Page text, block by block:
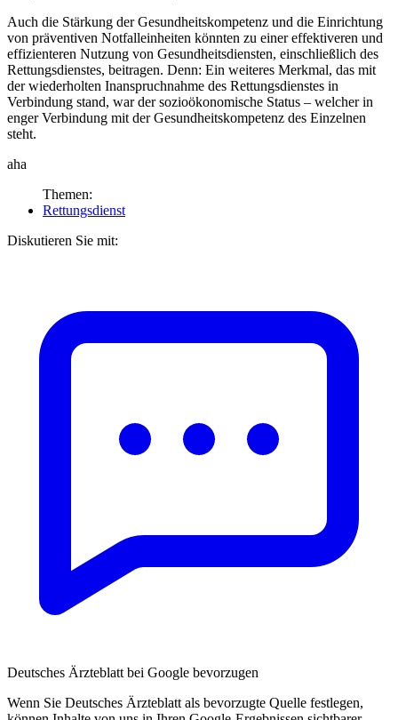
Auch die Stärkung der Gesundheitskompetenz und die Einrichtung
von präventiven Notfalleinheiten könnten zu einer effektiveren und
effizienteren Nutzung von Gesundheitsdiensten, einschließlich des
Rettungsdienstes, beitragen. Denn: Ein weiteres Merkmal, das mit
der wiederholten Inanspruchnahme des Rettungsdienstes in
Verbindung stand, war der sozioökonomische Status – welcher in
enger Verbindung mit der Gesundheitskompetenz des Einzelnen
steht.
aha
Themen:
Rettungsdienst
Diskutieren Sie mit:
Deutsches Ärzteblatt bei Google bevorzugen
Wenn Sie Deutsches Ärzteblatt als bevorzugte Quelle festlegen,